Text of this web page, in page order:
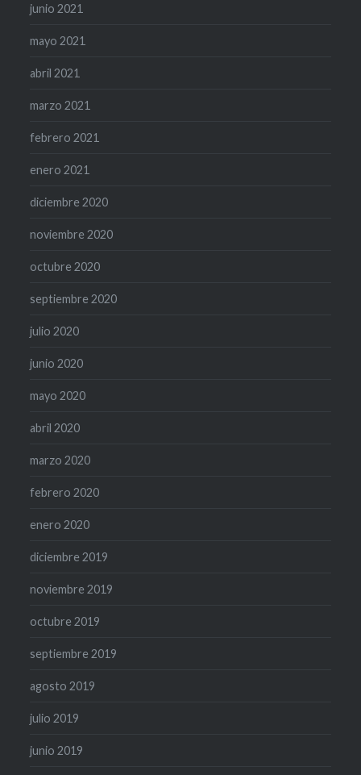
junio 2021
mayo 2021
abril 2021
marzo 2021
febrero 2021
enero 2021
diciembre 2020
noviembre 2020
octubre 2020
septiembre 2020
julio 2020
junio 2020
mayo 2020
abril 2020
marzo 2020
febrero 2020
enero 2020
diciembre 2019
noviembre 2019
octubre 2019
septiembre 2019
agosto 2019
julio 2019
junio 2019